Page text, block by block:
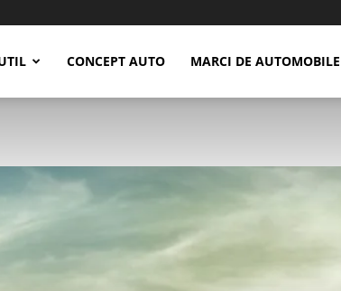
CONCEPT AUTO MARCI DE AUTOMOBILE